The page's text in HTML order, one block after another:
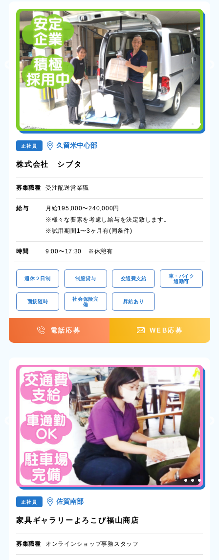
正社員 久留米中心部
株式会社 シブタ
募集職種 受注配送営業職
給与
月給195,000〜240,000円
※様々な要素を考慮し給与を決定致します。
※試用期間1〜3ヶ月有(同条件)
時間 9:00〜17:30 ※休憩有
週休２日制 制服貸与 交通費支給
車・バイク
通勤可
面接随時
社会保険完
備
昇給あり
電話応募 WEB応募
正社員 佐賀南部
家具ギャラリーよろこび福山商店
募集職種 オンラインショップ事務スタッフ